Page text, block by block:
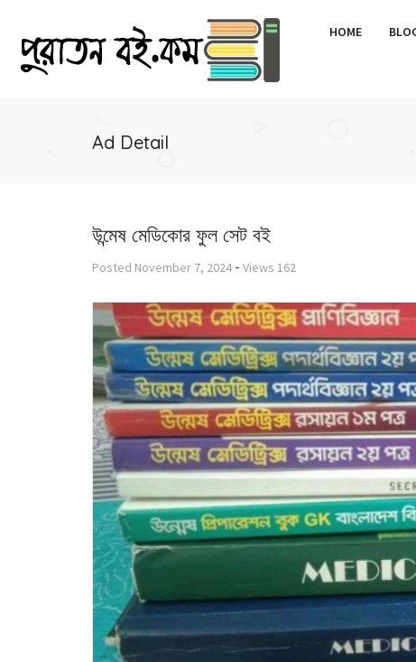
HOME
Ad Detail
উন্মেষ মেডিকোর ফুল সেট বই
Posted November 7, 2024 - Views 162